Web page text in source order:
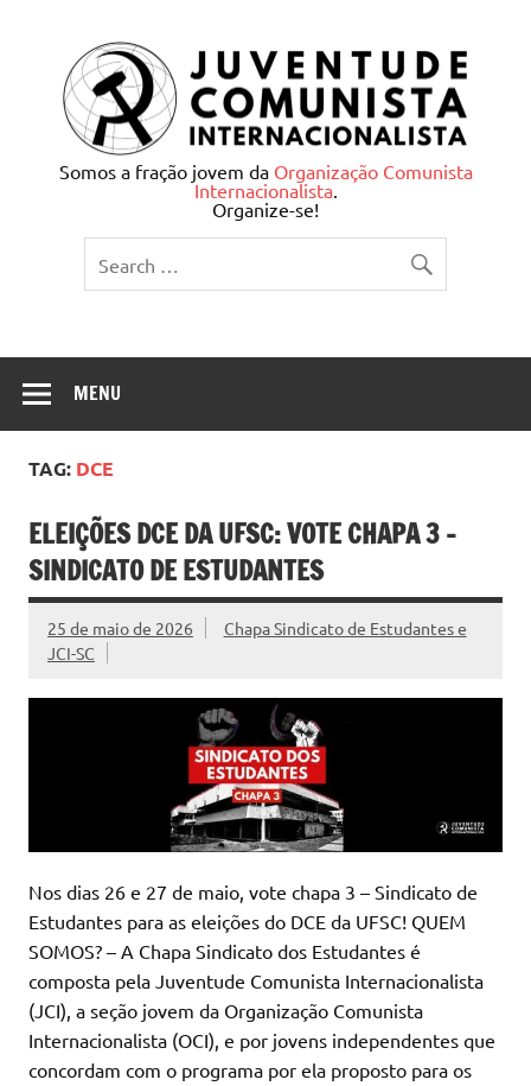
Juventude Comunista
Internacionalista
Somos a fração jovem da Organização Comunista
Internacionalista.
Organize-se!
MENU
TAG: DCE
ELEIÇÕES DCE DA UFSC: VOTE CHAPA 3 –
SINDICATO DE ESTUDANTES
25 de maio de 2026
Chapa Sindicato de Estudantes e
JCI-SC
Nos dias 26 e 27 de maio, vote chapa 3 – Sindicato de
Estudantes para as eleições do DCE da UFSC! QUEM
SOMOS? – A Chapa Sindicato dos Estudantes é
composta pela Juventude Comunista Internacionalista
(JCI), a seção jovem da Organização Comunista
Internacionalista (OCI), e por jovens independentes que
concordam com o programa por ela proposto para os